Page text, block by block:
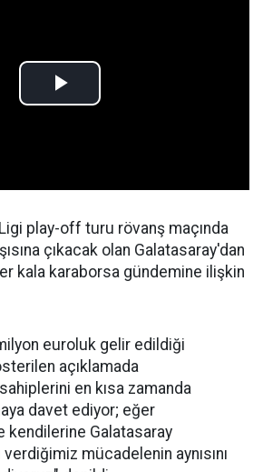
play-off turu rövanş maçında
çıkacak olan Galatasaray'dan
kala karaborsa gündemine ilişkin
euroluk gelir edildiği
açıklamada
en kısa zamanda
davet ediyor; eğer
kendilerine Galatasaray
verdiğimiz mücadelenin aynısını